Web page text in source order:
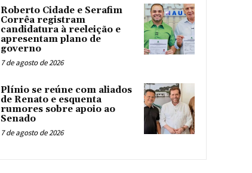
Roberto Cidade e Serafim
Corrêa registram
candidatura à reeleição e
apresentam plano de
governo
7 de agosto de 2026
Plínio se reúne com aliados
de Renato e esquenta
rumores sobre apoio ao
Senado
7 de agosto de 2026